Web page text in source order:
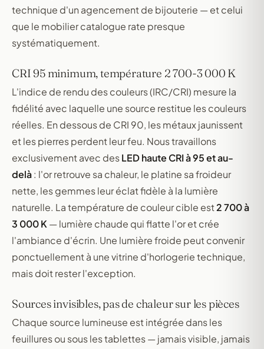
technique d'un agencement de bijouterie — et celui
que le mobilier catalogue rate presque
systématiquement.
CRI 95 minimum, température 2 700-3 000 K
L'indice de rendu des couleurs (IRC/CRI) mesure la
fidélité avec laquelle une source restitue les couleurs
réelles. En dessous de CRI 90, les métaux jaunissent
et les pierres perdent leur feu. Nous travaillons
exclusivement avec desLED haute CRI à 95 et au-
delà: l'or retrouve sa chaleur, le platine sa froideur
nette, les gemmes leur éclat fidèle à la lumière
naturelle. La température de couleur cible est2 700 à
3 000 K — lumière chaude qui flatte l'or et crée
l'ambiance d'écrin. Une lumière froide peut convenir
ponctuellement à une vitrine d'horlogerie technique,
mais doit rester l'exception.
Sources invisibles, pas de chaleur sur les pièces
Chaque source lumineuse est intégrée dans les
feuillures ou sous les tablettes — jamais visible, jamais